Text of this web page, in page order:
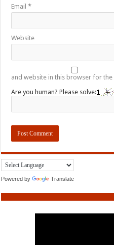
Email*
Website
and website in this browser for
Are you human? Please solve:
Powered by Translate